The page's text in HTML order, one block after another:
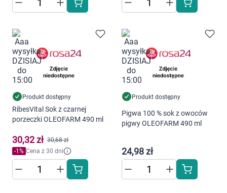
Produkt dostępny
RibesVital Sok z czarnej
porzeczki OLEOFARM 490 ml
30,32 zł 30,68 zł
-1 % Cena z 30 dni
Produkt dostępny
Pigwa 100 % sok z owoców
pigwy OLEOFARM 490 ml
24,98 zł